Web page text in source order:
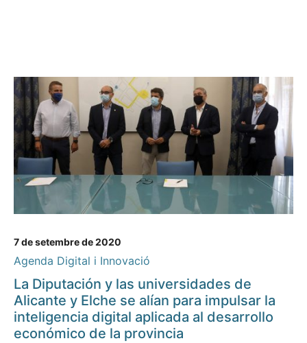
7 de setembre de 2020
Agenda Digital i Innovació
La Diputación y las universidades de
Alicante y Elche se alían para impulsar la
inteligencia digital aplicada al desarrollo
económico de la provincia